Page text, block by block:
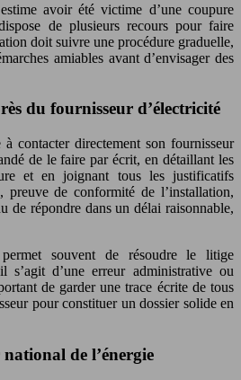
avoir été victime d’une coupure
de plusieurs recours pour faire
doit suivre une procédure graduelle,
amiables avant d’envisager des
du fournisseur d’électricité
contacter directement son fournisseur
de le faire par écrit, en détaillant les
et en joignant tous les justificatifs
preuve de conformité de l’installation,
de répondre dans un délai raisonnable,
souvent de résoudre le litige
s’agit d’une erreur administrative ou
de garder une trace écrite de tous
pour constituer un dossier solide en
de l’énergie